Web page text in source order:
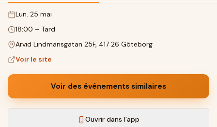
Créer un événement
lun. 25 mai
18:00 – Tard
Arvid Lindmansgatan 25F, 417 26 Göteborg
Voir le site
Voir des événements similaires
Ouvrir dans l'app